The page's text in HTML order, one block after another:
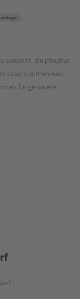
bekannt, die pflegbar
Grad 5 aufnehmen.
für genauere